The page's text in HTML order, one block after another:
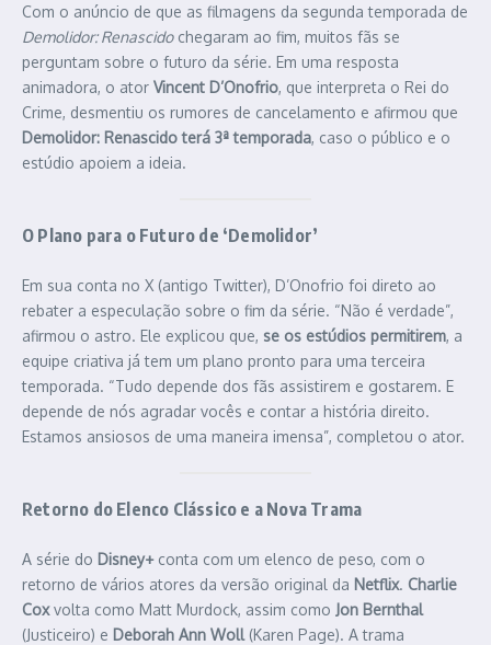
Com o anúncio de que as filmagens da segunda temporada de
Demolidor: Renascidochegaram ao fim, muitos fãs se
perguntam sobre o futuro da série. Em uma resposta
animadora, o ator Vincent D’Onofrio, que interpreta o Rei do
Crime, desmentiu os rumores de cancelamento e afirmou que
Demolidor: Renascido terá 3ª temporada, caso o público e o
estúdio apoiem a ideia.
O Plano para o Futuro de ‘Demolidor’
Em sua conta no X (antigo Twitter), D’Onofrio foi direto ao
rebater a especulação sobre o fim da série. “Não é verdade”,
afirmou o astro. Ele explicou que, se os estúdios permitirem, a
equipe criativa já tem um plano pronto para uma terceira
temporada. “Tudo depende dos fãs assistirem e gostarem. E
depende de nós agradar vocês e contar a história direito.
Estamos ansiosos de uma maneira imensa”, completou o ator.
Retorno do Elenco Clássico e a Nova Trama
A série do Disney+conta com um elenco de peso, com o
retorno de vários atores da versão original da Netflix. Charlie
Coxvolta como Matt Murdock, assim como Jon Bernthal
(Justiceiro) e Deborah Ann Woll(Karen Page). A trama